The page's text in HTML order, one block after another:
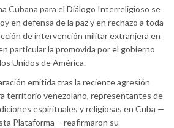
Cubana para el Diálogo Interreligioso se
en defensa de la paz y en rechazo a toda
de intervención militar extranjera en
particular la promovida por el gobierno
Unidos de América.
emitida tras la reciente agresión
territorio venezolano, representantes de
espirituales y religiosas en Cuba —
Plataforma— reafirmaron su